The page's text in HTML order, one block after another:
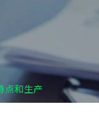
点和生产